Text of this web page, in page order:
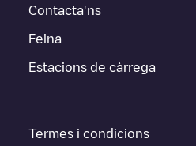
Contacta'ns
Feina
Estacions de càrrega
Termes i condicions